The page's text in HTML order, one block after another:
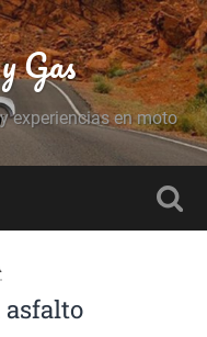
Gas
experiencias en moto
asfalto